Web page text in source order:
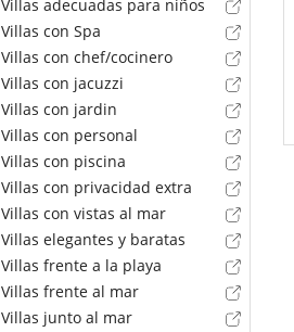
Villas adecuadas para niños
Villas con Spa
Villas con chef/cocinero
Villas con jacuzzi
Villas con jardin
Villas con personal
Villas con piscina
Villas con privacidad extra
Villas con vistas al mar
Villas elegantes y baratas
Villas frente a la playa
Villas frente al mar
Villas junto al mar